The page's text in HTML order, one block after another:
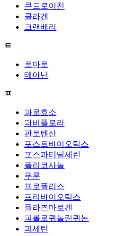
콘드로이친
콜라겐
크랜베리
ㅌ
토마토
테아닌
ㅍ
파로효소
파비플로라
판토텐산
포스트바이오틱스
포스파티딜세린
폴리코사놀
푸룬
프로폴리스
프리바이오틱스
플라즈마로겐
피롤로퀴놀린퀴논
피세틴